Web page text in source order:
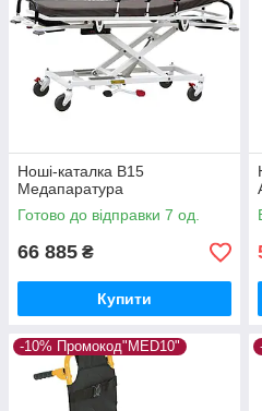
Ноші-каталка B15
Медапаратура
Готово до відправки 7 од.
66 885 ₴
Купити
-10% Промокод"MED10"